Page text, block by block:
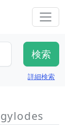
詳細検索